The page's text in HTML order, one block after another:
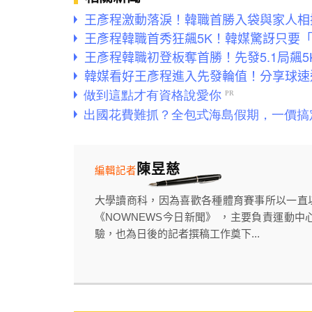
王彥程激動落淚！韓職首勝入袋與家人
王彥程韓職首秀狂飆5K！韓媒驚訝只要
王彥程韓職初登板奪首勝！先發5.1局
韓媒看好王彥程進入先發輪值！分享球
陳昱慈
編輯記者
大學讀商科，因為喜歡各種體育賽事所以一
《NOWNEWS今日新聞》 ，主要負責運動
驗，也為日後的記者撰稿工作奠下...